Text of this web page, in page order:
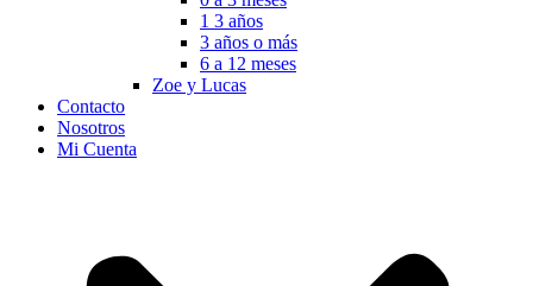
1 3 años
3 años o más
6 a 12 meses
Zoe y Lucas
Contacto
Nosotros
Mi Cuenta